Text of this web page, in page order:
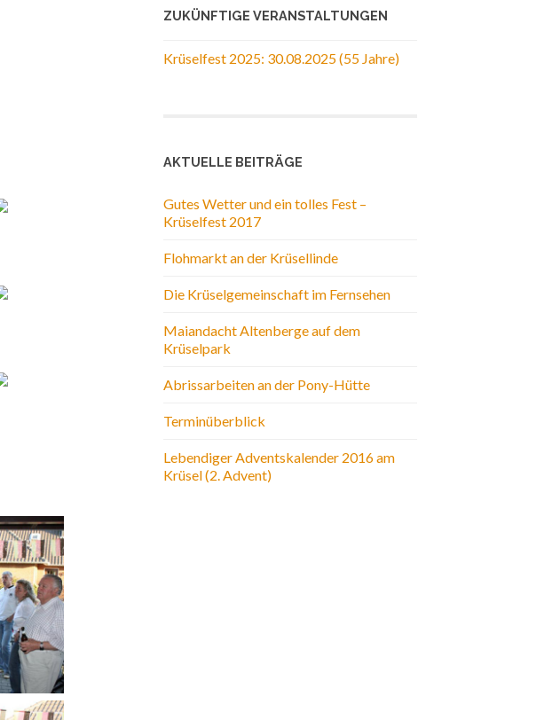
ZUKÜNFTIGE VERANSTALTUNGEN
Krüselfest 2025: 30.08.2025 (55 Jahre)
AKTUELLE BEITRÄGE
Gutes Wetter und ein tolles Fest –
Krüselfest 2017
Flohmarkt an der Krüsellinde
Die Krüselgemeinschaft im Fernsehen
Maiandacht Altenberge auf dem
Krüselpark
Abrissarbeiten an der Pony-Hütte
Terminüberblick
Lebendiger Adventskalender 2016 am
Krüsel (2. Advent)